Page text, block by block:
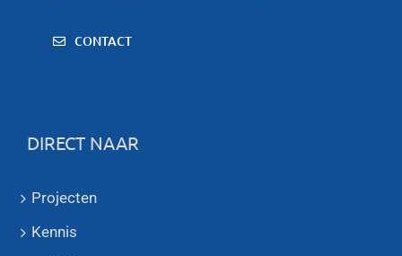
CONTACT
DIRECT NAAR
Projecten
Kennis